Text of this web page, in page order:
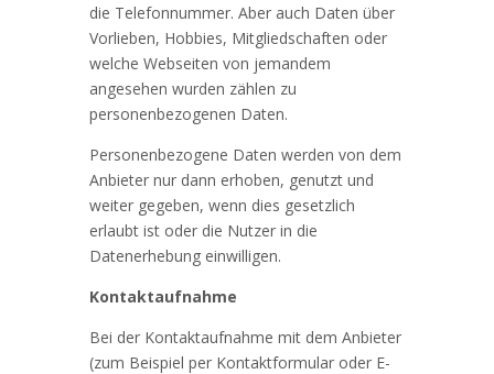
die Telefonnummer. Aber auch Daten über
Vorlieben, Hobbies, Mitgliedschaften oder
welche Webseiten von jemandem
angesehen wurden zählen zu
personenbezogenen Daten.
Personenbezogene Daten werden von dem
Anbieter nur dann erhoben, genutzt und
weiter gegeben, wenn dies gesetzlich
erlaubt ist oder die Nutzer in die
Datenerhebung einwilligen.
Kontaktaufnahme
Bei der Kontaktaufnahme mit dem Anbieter
(zum Beispiel per Kontaktformular oder E-